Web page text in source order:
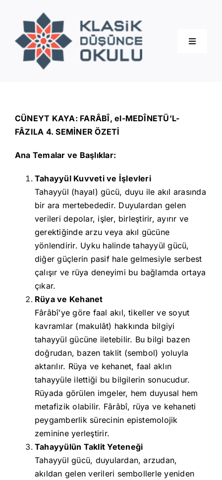
content
Toggle
Eğitimler
İletişim
CÜNEYT KAYA: FARÂBÎ, el-MEDÎNETÜ’L-
FÂZILA 4. SEMİNER ÖZETİ
Ana Temalar ve Başlıklar:
Tahayyül Kuvveti ve İşlevleri
Tahayyül (hayal) gücü, duyu ile akıl arasında
bir ara mertebededir. Duyulardan gelen
verileri depolar, işler, birleştirir, ayırır ve
gerektiğinde arzu veya akıl gücüne
yönlendirir. Uyku halinde tahayyül gücü,
diğer güçlerin pasif hale gelmesiyle serbest
çalışır ve rüya deneyimi bu bağlamda ortaya
çıkar.
Rüya ve Kehanet
Fârâbî’ye göre faal akıl, tikeller ve soyut
kavramlar (makulât) hakkında bilgiyi
tahayyül gücüne iletebilir. Bu bilgi bazen
doğrudan, bazen taklit (sembol) yoluyla
aktarılır. Rüya ve kehanet, faal aklın
tahayyüle ilettiği bu bilgilerin sonucudur.
Rüyada görülen imgeler, hem duyusal hem
metafizik olabilir. Fârâbî, rüya ve kehaneti
peygamberlik sürecinin epistemolojik
zeminine yerleştirir.
Tahayyülün Taklit Yeteneği
Tahayyül gücü, duyulardan, arzudan,
akıldan gelen verileri sembollerle yeniden